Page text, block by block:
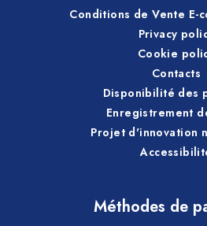
Conditions de Vente E-
Privacy
Cookie
Contacts
Disponibilité des
Enregistrement
Projet d'innovation
Méthodes de